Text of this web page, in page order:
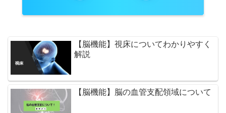
【脳機能】視床についてわかりやすく
解説
【脳機能】脳の血管支配領域について